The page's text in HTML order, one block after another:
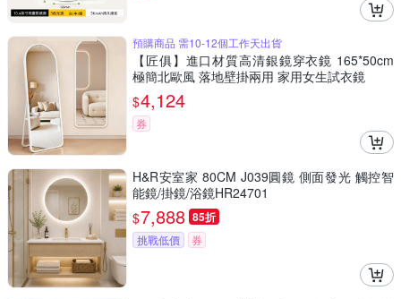
預購商品 需10-12個工作天出貨
【匠俱】進口材質高清銀鏡穿衣鏡 165*50cm
極簡北歐風 落地壁掛兩用 家用女生試衣鏡
$4,124
券
H&R安室家 80CM J039圓鏡 側面發光 觸控智
能鏡/掛鏡/浴鏡HR24701
$7,888 85折
挑戰低價 券